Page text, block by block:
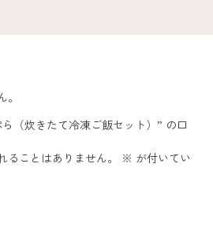
（炊きたて冷凍ご飯セット）” の口
ことはありません。
※ が付いてい